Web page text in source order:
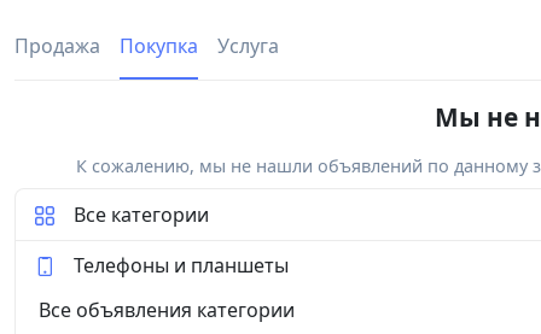
Продажа Покупка Услуга
Мы не
К сожалению, мы не нашли объявлений по данному
Все категории
Телефоны и планшеты
Все объявления категории